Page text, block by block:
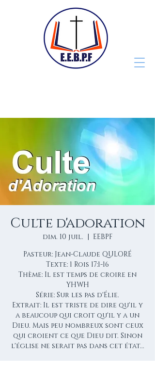
Culte d'adoration
dim. 10 juil.
  |
EEBPF
Pasteur: Jean-Claude QULORÉ
Texte: 1 Rois 17:1-16
Thème: Il est temps de croire en
YHWH
Série: Sur les pas d'Élie.
Extrait: Il est triste de dire qu'il y
a beaucoup qui croit qu'il y a un
Dieu. Mais peu nombreux sont ceux
qui croient ce que Dieu dit. Sinon
l'église ne serait pas dans cet état...